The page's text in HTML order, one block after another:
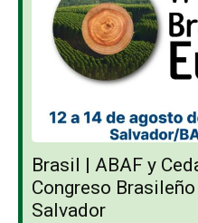
Brasil | ABAF y
Congreso
Salvador